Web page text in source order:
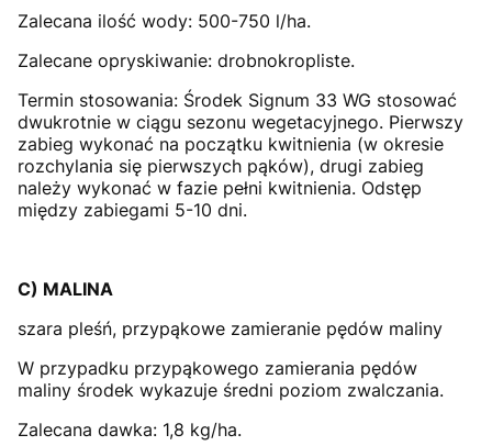
Zalecana ilość wody: 500-750 l/ha.
Zalecane opryskiwanie: drobnokropliste.
Termin stosowania: Środek Signum 33 WG stosować
dwukrotnie w ciągu sezonu wegetacyjnego. Pierwszy
zabieg wykonać na początku kwitnienia (w okresie
rozchylania się pierwszych pąków), drugi zabieg
należy wykonać w fazie pełni kwitnienia. Odstęp
między zabiegami 5-10 dni.
C) MALINA
szara pleśń, przypąkowe zamieranie pędów maliny
W przypadku przypąkowego zamierania pędów
maliny środek wykazuje średni poziom zwalczania.
Zalecana dawka: 1,8 kg/ha.